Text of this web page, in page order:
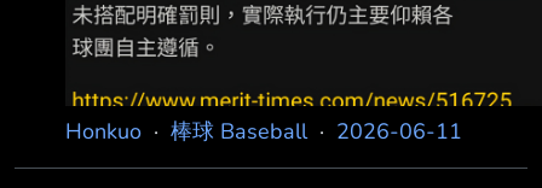
Honkuo · 棒球 Baseball· 2026-06-11